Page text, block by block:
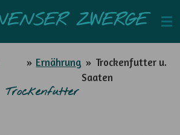
ZWERGE
» Ernährung » Trockenfutter u.
Saaten
Trockenfutter